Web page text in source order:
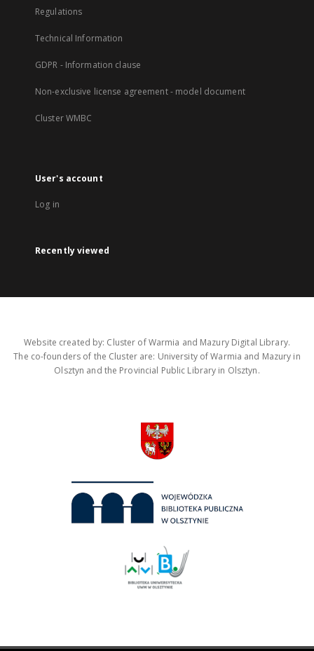
Regulations
Technical Information
GDPR - Information clause
Non-exclusive license agreement - model document
Cluster WMBC
User's account
Log in
Recently viewed
Website created by: Cluster of Warmia and Mazury Digital Library.
The co-founders of the Cluster are: University of Warmia and Mazury in
Olsztyn and the Provincial Public Library in Olsztyn.